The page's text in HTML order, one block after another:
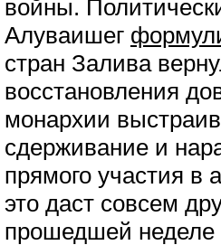
войны.
Алуваишег
стран Залива
восстановления
монархии
сдерживание и
прямого участия
это даст совсем
прошедшей неделе